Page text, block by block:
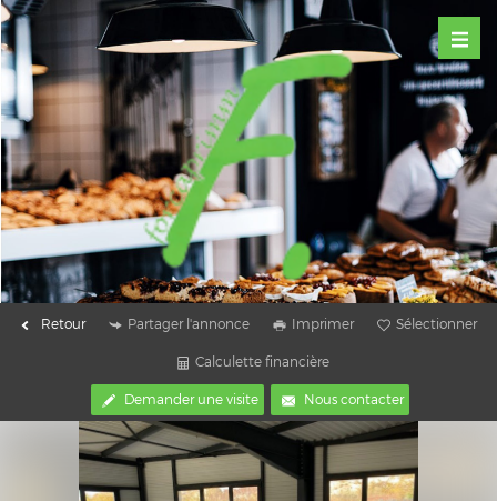
Retour Partager l'annonce Imprimer Sélectionner
Calculette financière
Demander une visite Nous contacter